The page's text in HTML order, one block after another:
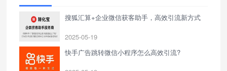
搜狐汇算+企业微信获客助手，高效引流新方式
2025-05-19
快手广告跳转微信小程序怎么高效引流?